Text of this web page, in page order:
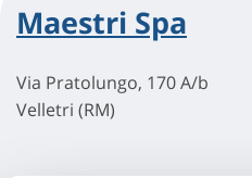
Maestri Spa
Via Pratolungo, 170 A/b
Velletri (RM)